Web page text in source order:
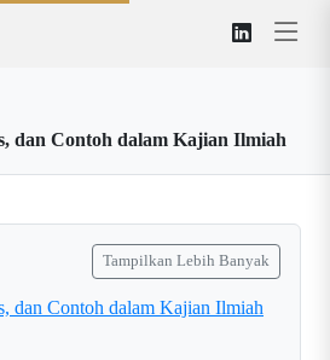
dan Contoh dalam Kajian Ilmiah
Tampilkan Lebih Banyak
dan Contoh dalam Kajian Ilmiah